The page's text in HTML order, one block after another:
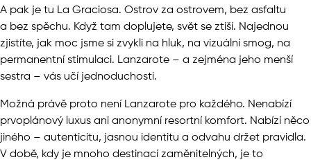
A pak je tu La Graciosa. Ostrov za ostrovem, bez asfaltu
a bez spěchu. Když tam doplujete, svět se ztiší. Najednou
zjistíte, jak moc jsme si zvykli na hluk, na vizuální smog, na
permanentní stimulaci. Lanzarote – a zejména jeho menší
sestra – vás učí jednoduchosti.
Možná právě proto není Lanzarote pro každého. Nenabízí
prvoplánový luxus ani anonymní resortní komfort. Nabízí něco
jiného – autenticitu, jasnou identitu a odvahu držet pravidla.
V době, kdy je mnoho destinací zaměnitelných, je to